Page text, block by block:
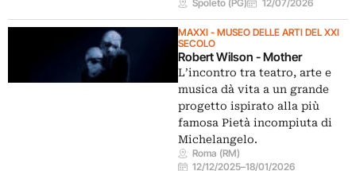
Spoleto (PG) 12/07/2026
MAXXI - MUSEO DELLE ARTI DEL XXI
SECOLO
Robert Wilson - Mother
L’incontro tra teatro, arte e
musica dà vita a un grande
progetto ispirato alla più
famosa Pietà incompiuta di
Michelangelo.
Roma (RM)
12/12/2025–18/01/2026